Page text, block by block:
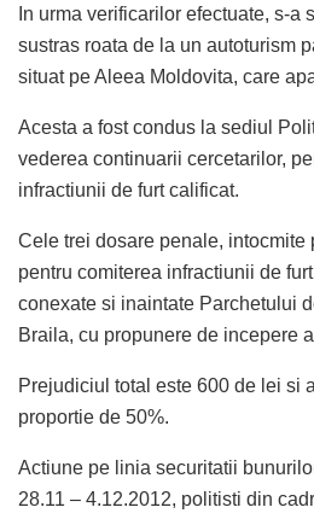
In urma verificarilor efectuate, s-a
sustras roata de la un autoturism
situat pe Aleea Moldovita, care
Acesta a fost condus la sediul
vederea continuarii cercetarilor,
infractiunii de furt calificat.
Cele trei dosare penale, intocmite
pentru comiterea infractiunii de
conexate si inaintate Parchetului
Braila, cu propunere de incepere
Prejudiciul total este 600 de lei si
proportie de 50%.
Actiune pe linia securitatii
28.11 – 4.12.2012, politisti din